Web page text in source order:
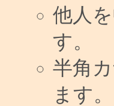
他人
す。
半角
ます。